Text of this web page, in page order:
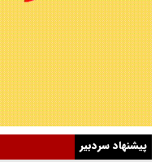
پیشنهاد سردبیر